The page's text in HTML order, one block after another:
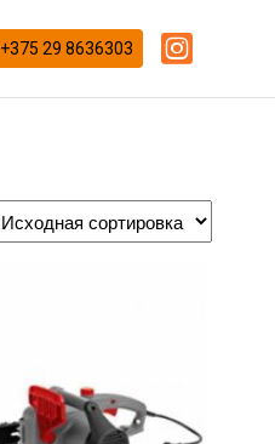
+375 29 8636303